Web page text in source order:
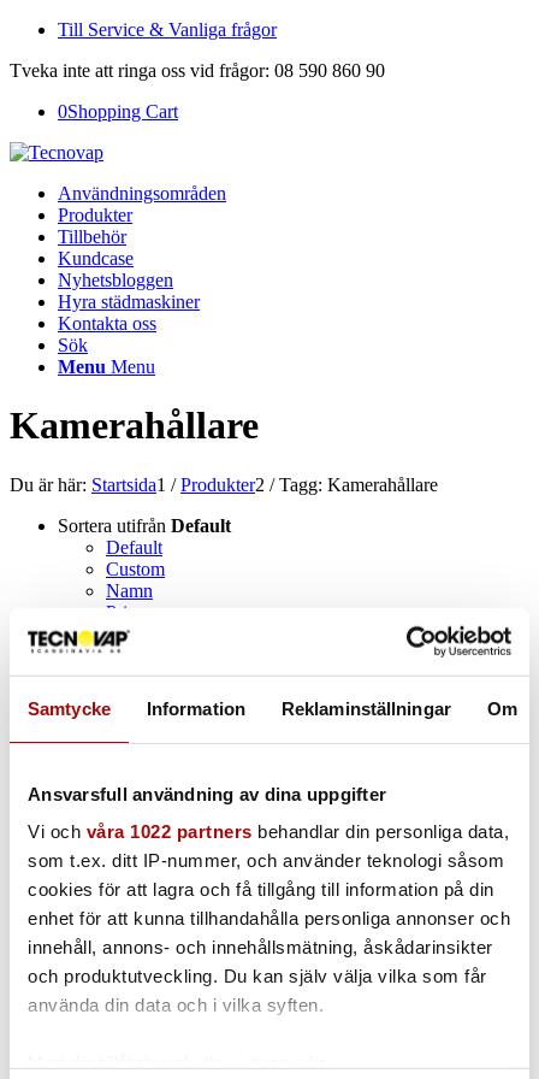
Samtycke Information Reklaminställningar Om
Ansvarsfull användning av dina uppgifter
Vi och våra 1022 partners behandlar din personliga data,
som t.ex. ditt IP-nummer, och använder teknologi såsom
cookies för att lagra och få tillgång till information på din
enhet för att kunna tillhandahålla personliga annonser och
innehåll, annons- och innehållsmätning, åskådarinsikter
och produktutveckling. Du kan själv välja vilka som får
använda din data och i vilka syften.
Till Service & Vanliga frågor
Tveka inte att ringa oss vid frågor: 08 590 860 90
0Shopping Cart
Användningsområden
Produkter
Tillbehör
Kundcase
Nyhetsbloggen
Hyra städmaskiner
Kontakta oss
Sök
Menu Menu
Kamerahållare
Du är här: Startsida1 / Produkter2 / Tagg: Kamerahållare
Sortera utifrån Default
Default
Custom
Namn
Pris
Datum
Popularity (sales)
Average rating
Relevance
Random
Product ID
100 Produkter per sida
100 Produkter per sida
200 Produkter per sida
300 Produkter per sida
Camera Mounting Clamp
1st